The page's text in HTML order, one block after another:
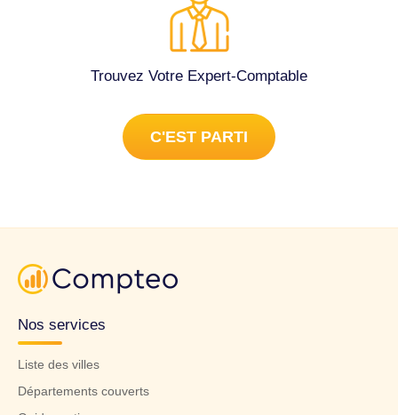
Trouvez Votre Expert-Comptable
C'EST PARTI
Nos services
Liste des villes
Départements couverts